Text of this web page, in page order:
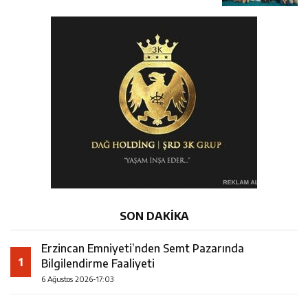
SON DAKİKA
1
Erzincan Emniyeti’nden Semt Pazarında
Bilgilendirme Faaliyeti
6 Ağustos 2026-17:03